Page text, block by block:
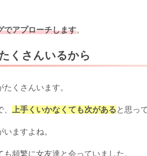
でアプローチします。
くさんいるから
くさんいます。
上手くいかなくても次があると思っ
ますよね。
頻繁に女友達と会っていました。